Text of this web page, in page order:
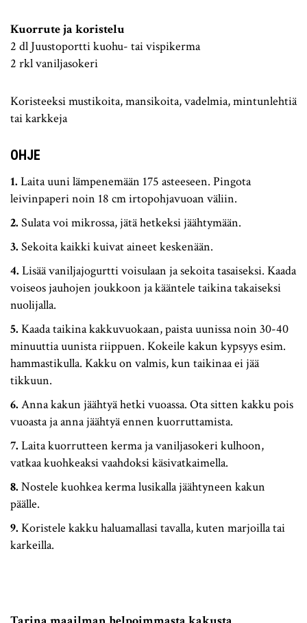
Kuorrute ja koristelu
2 dl Juustoportti kuohu- tai vispikerma
2 rkl vaniljasokeri
Koristeeksi mustikoita, mansikoita, vadelmia, mintunlehtiä
tai karkkeja
OHJE
Laita uuni lämpenemään 175 asteeseen. Pingota
leivinpaperi noin 18 cm irtopohjavuoan väliin.
Sulata voi mikrossa, jätä hetkeksi jäähtymään.
Sekoita kaikki kuivat aineet keskenään.
Lisää vaniljajogurtti voisulaan ja sekoita tasaiseksi. Kaada
voiseos jauhojen joukkoon ja kääntele taikina takaiseksi
nuolijalla.
Kaada taikina kakkuvuokaan, paista uunissa noin 30-40
minuuttia uunista riippuen. Kokeile kakun kypsyys esim.
hammastikulla. Kakku on valmis, kun taikinaa ei jää
tikkuun.
Anna kakun jäähtyä hetki vuoassa. Ota sitten kakku pois
vuoasta ja anna jäähtyä ennen kuorruttamista.
Laita kuorrutteen kerma ja vaniljasokeri kulhoon,
vatkaa kuohkeaksi vaahdoksi käsivatkaimella.
Nostele kuohkea kerma lusikalla jäähtyneen kakun
päälle.
Koristele kakku haluamallasi tavalla, kuten marjoilla tai
karkeilla.